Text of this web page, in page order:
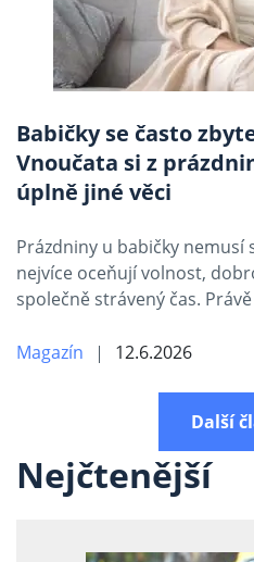
Babičky se často
Vnoučata si z
úplně jiné věci
Prázdniny u babičky nemusí
nejvíce oceňují volnost,
společně strávený čas.
Magazín 12.6.2026
Další
Nejčtenější